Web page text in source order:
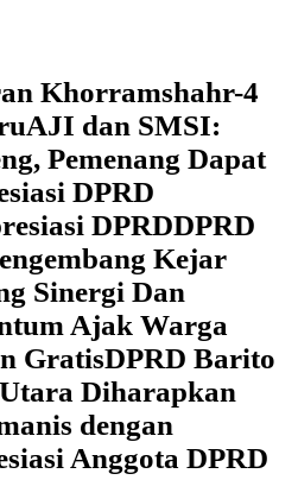
Khorramshahr-4
AJI dan SMSI:
Pemenang Dapat
DPRD
DPRDDPRD
Kejar
Sinergi Dan
Ajak Warga
GratisDPRD Barito
Diharapkan
dengan
Anggota DPRD